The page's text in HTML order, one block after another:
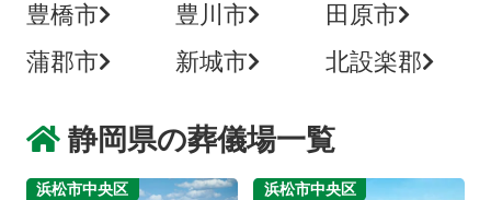
豊橋市 豊川市
田原市
蒲郡市
新城市 北設楽郡
静岡県の葬儀場一覧
浜松市中央区 浜松市中央区